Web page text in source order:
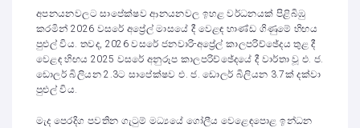
අපනයනවලට සාපේක්ෂව ආනයනවල ඉහළ වර්ධනයක් පිළිබිඹු
කරමින් 2026 වසරේ අප්‍රේල් මාසයේ දී වෙළඳ භාණ්ඩ ගිණුමේ හිඟය
පුළුල් විය. තවද, 2026 වසරේ ජනවාරි-අප්‍රේල් කාලපරිච්ඡේදය තුළ දී
වෙළඳ හිඟය 2025 වසරේ අනුරූප කාලපරිච්ඡේදයේ දී වාර්තා වූ එ. ජ.
ඩොලර් බිලියන 2.3ට සාපේක්ෂව එ. ජ. ඩොලර් බිලියන 3.7ක් දක්වා
පුළුල් විය.
මැද පෙරදිග පවතින ගැටුම් මධ්‍යයේ ගෝලීය වෙළෙඳපොළ ඉන්ධන